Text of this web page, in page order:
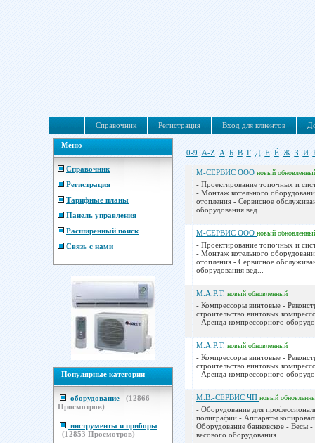
Справочник Регистрация Вход для клиентов
Меню
Справочник
Регистрация
Тарифные планы
Панель управления
Расширенный поиск
Связь с нами
Популярные категории
оборудование (12866
Просмотров)
инструменты и приборы
(12853 Просмотров)
0-9 A-Z А Б В Г Д Е Ё Ж З И
М-СЕРВИС ООО новый
- Проектирование топочных и
- Монтаж котельного
отопления - Сервисное
оборудования вед...
М-СЕРВИС ООО новый
- Проектирование топочных и
- Монтаж котельного
отопления - Сервисное
оборудования вед...
М.А.Р.Т. новый обновленный
- Компрессоры винтовые -
строительство винтовых
- Аренда компрессорного
М.А.Р.Т. новый обновленный
- Компрессоры винтовые -
строительство винтовых
- Аренда компрессорного
М.В.-СЕРВИС ЧП новый
- Оборудование для
полиграфии - Аппараты
Оборудование банковское - Весы -
весового оборудования...